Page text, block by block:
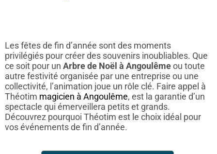
Les fêtes de fin d’année sont des moments
privilégiés pour créer des souvenirs inoubliables. Que
ce soit pour un Arbre de Noël à Angoulêmeou toute
autre festivité organisée par une entreprise ou une
collectivité, l’animation joue un rôle clé. Faire appel à
Théotim magicien à Angoulême, est la garantie d’un
spectacle qui émerveillera petits et grands.
Découvrez pourquoi Théotim est le choix idéal pour
vos événements de fin d’année.